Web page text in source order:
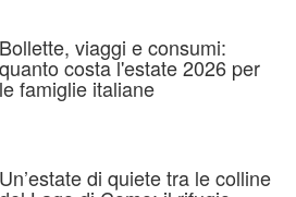
Bollette, viaggi e consumi:
quanto costa l'estate 2026 per
le famiglie italiane
Un’estate di quiete tra le colline